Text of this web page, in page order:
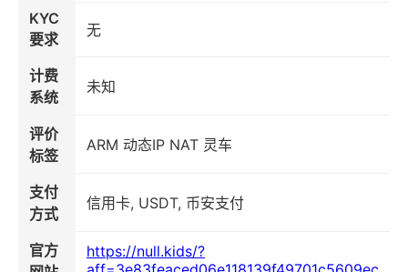
KYC
要求
无
计费
系统
未知
评价
标签
ARM 动态IP NAT 灵车
支付
方式
信用卡, USDT, 币安支付
官方
https://null.kids/?